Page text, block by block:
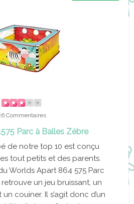
Commentaires
Parc à Balles Zèbre
de notre top 10 est conçu
tout petits et des parents.
Worlds Apart 864 575 Parc
un jeu bruissant, un
couiner. Il s’agit donc d’un